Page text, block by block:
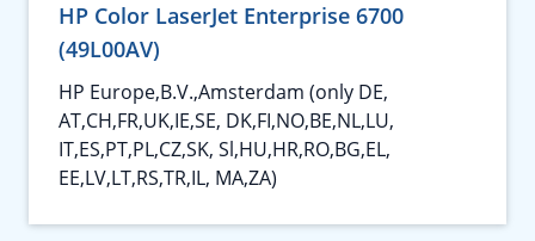
HP Color LaserJet Enterprise 6700
(49L00AV)
HP Europe,B.V.,Amsterdam (only DE,
AT,CH,FR,UK,IE,SE, DK,FI,NO,BE,NL,LU,
IT,ES,PT,PL,CZ,SK, Sl,HU,HR,RO,BG,EL,
EE,LV,LT,RS,TR,IL, MA,ZA)